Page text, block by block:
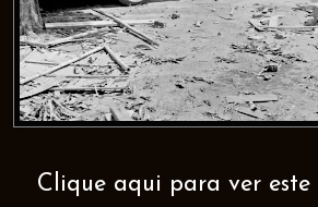
Clique aqui para ver